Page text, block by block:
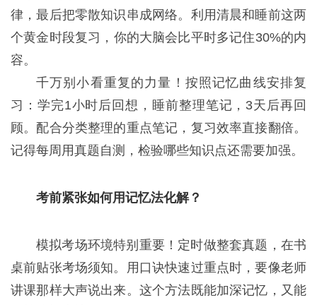
律，最后把零散知识串成网络。利用清晨和睡前这两
个黄金时段复习，你的大脑会比平时多记住30%的内
容。
千万别小看重复的力量！按照记忆曲线安排复
习：学完1小时后回想，睡前整理笔记，3天后再回
顾。配合分类整理的重点笔记，复习效率直接翻倍。
记得每周用真题自测，检验哪些知识点还需要加强。
考前紧张如何用记忆法化解？
模拟考场环境特别重要！定时做整套真题，在书
桌前贴张考场须知。用口诀快速过重点时，要像老师
讲课那样大声说出来。这个方法既能加深记忆，又能